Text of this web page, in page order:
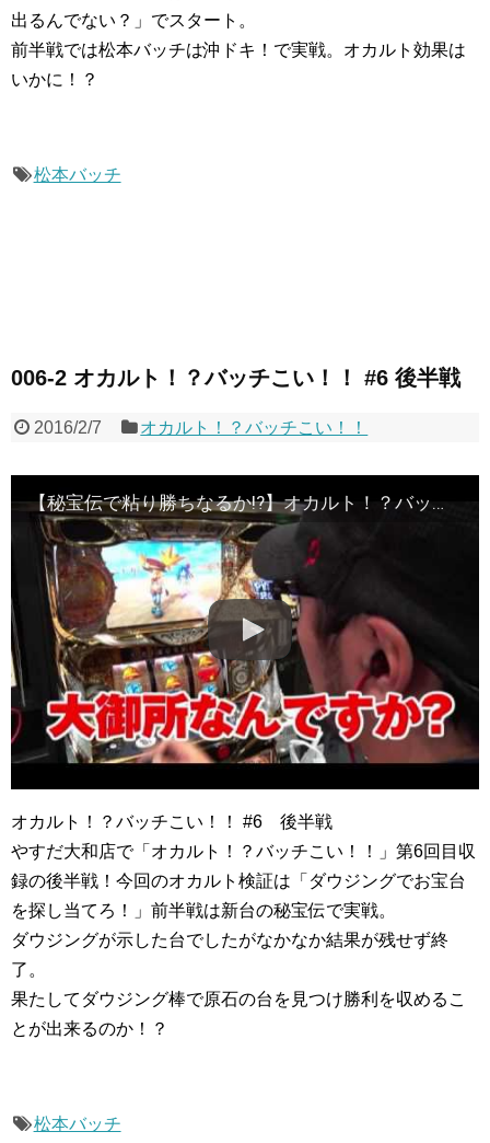
出るんでない？」でスタート。
前半戦では松本バッチは沖ドキ！で実戦。オカルト効果は
いかに！？
松本バッチ
006-2 オカルト！？バッチこい！！ #6 後半戦
2016/2/7 オカルト！？バッチこい！！
【秘宝伝で粘り勝ちなるか!?】オカルト！？バッチこい！！第6回 後半戦《松本バッチ×鬼Dイッチー》［パチスロ・スロット］
オカルト！？バッチこい！！ #6 後半戦
やすだ大和店で「オカルト！？バッチこい！！」第6回目収
録の後半戦！今回のオカルト検証は「ダウジングでお宝台
を探し当てろ！」前半戦は新台の秘宝伝で実戦。
ダウジングが示した台でしたがなかなか結果が残せず終
了。
果たしてダウジング棒で原石の台を見つけ勝利を収めるこ
とが出来るのか！？
松本バッチ